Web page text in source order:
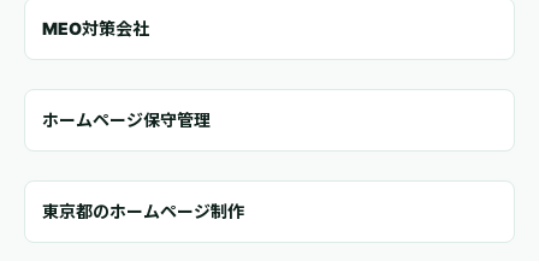
MEO対策会社
ホームページ保守管理
東京都のホームページ制作